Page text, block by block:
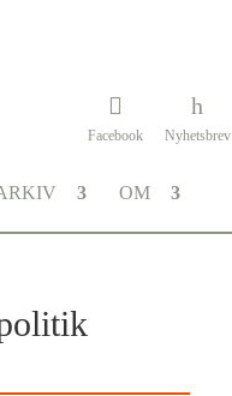
Facebook Nyhetsbrev
OM